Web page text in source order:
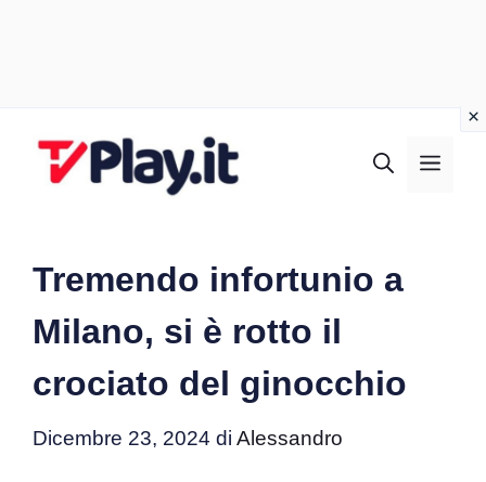
Tremendo infortunio a
Milano, si è rotto il
crociato del ginocchio
Dicembre 23, 2024 di Alessandro